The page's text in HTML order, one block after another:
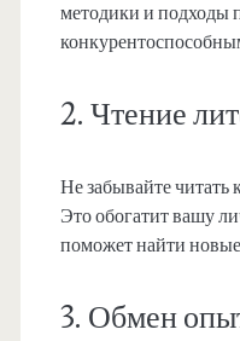
методики и подходы
2. Чтение
Не забывайте читать
Это обогатит вашу
поможет найти
3. Обмен